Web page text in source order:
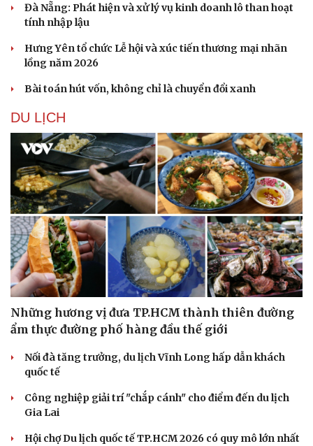
Đà Nẵng: Phát hiện và xử lý vụ kinh doanh lô than hoạt
tính nhập lậu
Hưng Yên tổ chức Lễ hội và xúc tiến thương mại nhãn
lồng năm 2026
Bài toán hút vốn, không chỉ là chuyển đổi xanh
DU LỊCH
Những hương vị đưa TP.HCM thành thiên đường
ẩm thực đường phố hàng đầu thế giới
Nối đà tăng trưởng, du lịch Vĩnh Long hấp dẫn khách
quốc tế
Công nghiệp giải trí "chắp cánh" cho điểm đến du lịch
Gia Lai
Hội chợ Du lịch quốc tế TP.HCM 2026 có quy mô lớn nhất